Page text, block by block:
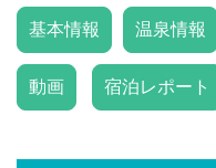
基本情報 温泉情報
動画 宿泊レポート